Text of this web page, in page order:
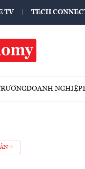
TV TECH
DOANH NGHIỆP